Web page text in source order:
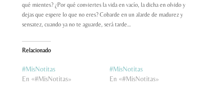
qué mientes? ¿Por qué conviertes la vida en vacío, la dicha en olvido y
dejas que espere lo que no eres? Cobarde en un alarde de madurez y
sensatez, cuando ya no te aguarde, será tarde…
Relacionado
#MisNotitas
En «#MisNotitas»
#MisNotitas
En «#MisNotitas»